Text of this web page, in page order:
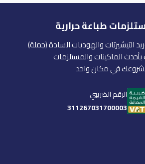
طباعة حرارية
التيشيرتات والهوديات السادة (جملة)
بأحدث الماكينات والمستلزمات
مشروعك في مكان واحد
الرقم الضريبي
311267031700003